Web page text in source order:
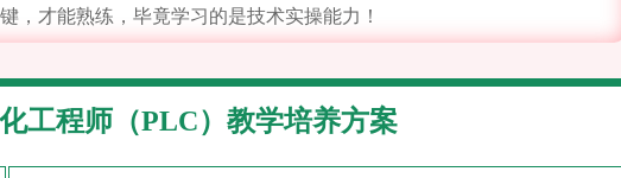
，才能熟练，毕竟学习的是技术实操能力！
工程师（PLC）教学培养方案